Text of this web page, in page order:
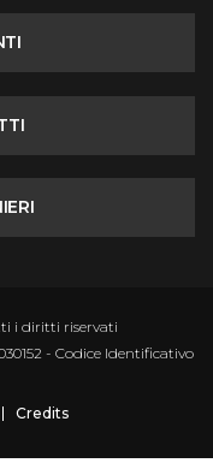
i diritti riservati
- Codice Identificativo
Credits